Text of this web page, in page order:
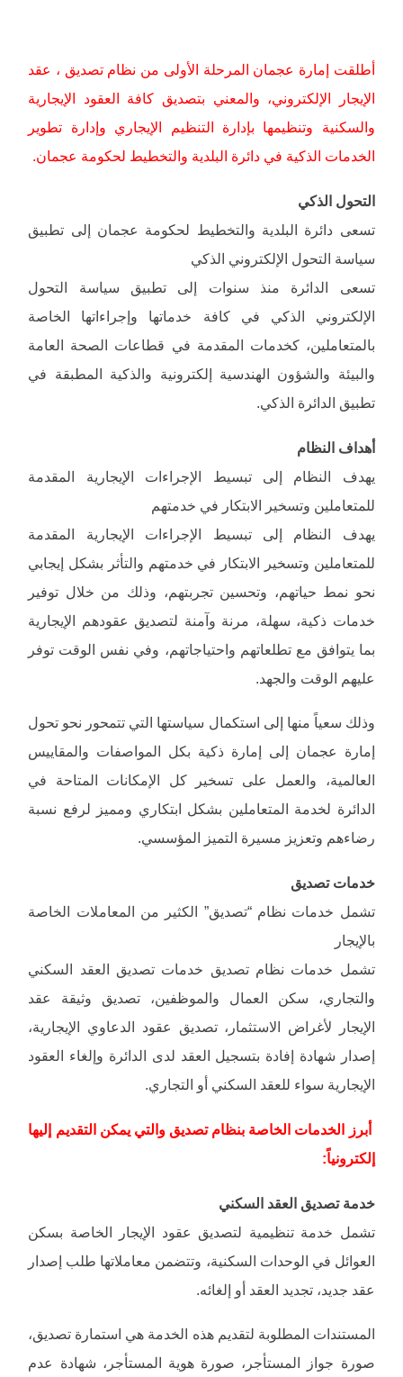
أطلقت إمارة عجمان المرحلة الأولى من نظام تصديق ، عقد
الإيجار الإلكتروني، والمعني بتصديق كافة العقود الإيجارية
والسكنية وتنظيمها بإدارة التنظيم الإيجاري وإدارة تطوير
الخدمات الذكية في دائرة البلدية والتخطيط لحكومة عجمان.
التحول الذكي
تسعى دائرة البلدية والتخطيط لحكومة عجمان إلى تطبيق
سياسة التحول الإلكتروني الذكي
تسعى الدائرة منذ سنوات إلى تطبيق سياسة التحول
الإلكتروني الذكي في كافة خدماتها وإجراءاتها الخاصة
بالمتعاملين، كخدمات المقدمة في قطاعات الصحة العامة
والبيئة والشؤون الهندسية إلكترونية والذكية المطبقة في
تطبيق الدائرة الذكي.
أهداف النظام
يهدف النظام إلى تبسيط الإجراءات الإيجارية المقدمة
للمتعاملين وتسخير الابتكار في خدمتهم
يهدف النظام إلى تبسيط الإجراءات الإيجارية المقدمة
للمتعاملين وتسخير الابتكار في خدمتهم والتأثر بشكل إيجابي
نحو نمط حياتهم، وتحسين تجربتهم، وذلك من خلال توفير
خدمات ذكية، سهلة، مرنة وآمنة لتصديق عقودهم الإيجارية
بما يتوافق مع تطلعاتهم واحتياجاتهم، وفي نفس الوقت توفر
عليهم الوقت والجهد.
وذلك سعياً منها إلى استكمال سياستها التي تتمحور نحو تحول
إمارة عجمان إلى إمارة ذكية بكل المواصفات والمقاييس
العالمية، والعمل على تسخير كل الإمكانات المتاحة في
الدائرة لخدمة المتعاملين بشكل ابتكاري ومميز لرفع نسبة
رضاءهم وتعزيز مسيرة التميز المؤسسي.
خدمات تصديق
تشمل خدمات نظام “تصديق” الكثير من المعاملات الخاصة
بالإيجار
تشمل خدمات نظام تصديق خدمات تصديق العقد السكني
والتجاري، سكن العمال والموظفين، تصديق وثيقة عقد
الإيجار لأغراض الاستثمار، تصديق عقود الدعاوي الإيجارية،
إصدار شهادة إفادة بتسجيل العقد لدى الدائرة وإلغاء العقود
الإيجارية سواء للعقد السكني أو التجاري.
أبرز الخدمات الخاصة بنظام تصديق والتي يمكن التقديم إليها
إلكترونياً:
خدمة تصديق العقد السكني
تشمل خدمة تنظيمية لتصديق عقود الإيجار الخاصة بسكن
العوائل في الوحدات السكنية، وتتضمن معاملاتها طلب إصدار
عقد جديد، تجديد العقد أو إلغائه.
المستندات المطلوبة لتقديم هذه الخدمة هي استمارة تصديق،
صورة جواز المستأجر، صورة هوية المستأجر، شهادة عدم